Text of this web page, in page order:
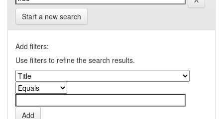
Start a new search
Add filters:
Use filters to refine the search results.